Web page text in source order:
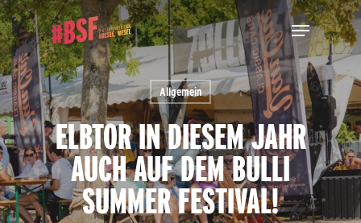
Skip
to
main
content
Menu
Allgemein
ELBTOR IN DIESEM JAHR
AUCH AUF DEM BULLI
SUMMER FESTIVAL!
Close
Menu